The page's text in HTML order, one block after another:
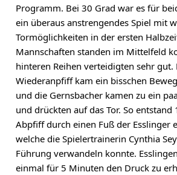
Programm. Bei 30 Grad war es für
ein überaus anstrengendes Spiel mit
Tormöglichkeiten in der ersten
Mannschaften standen im Mittelfeld
hinteren Reihen verteidigten sehr gut.
Wiederanpfiff kam ein bisschen
und die Gernsbacher kamen zu ein
und drückten auf das Tor. So
Abpfiff durch einen Fuß der Esslinger
welche die Spielertrainerin Cynthia
Führung verwandeln konnte.
einmal für 5 Minuten den Druck zu